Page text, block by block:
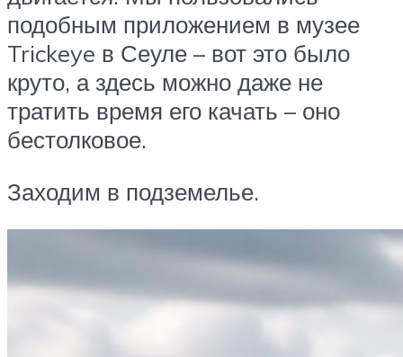
подобным приложением в музее
Trickeye в Сеуле – вот это было
круто, а здесь можно даже не
тратить время его качать – оно
бестолковое.
Заходим в подземелье.